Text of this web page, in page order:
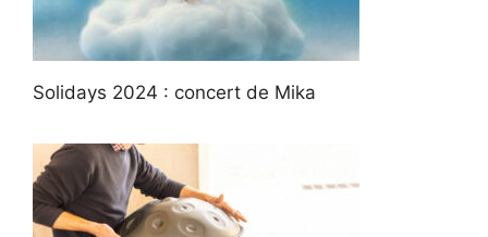
Solidays 2024 : concert de Mika